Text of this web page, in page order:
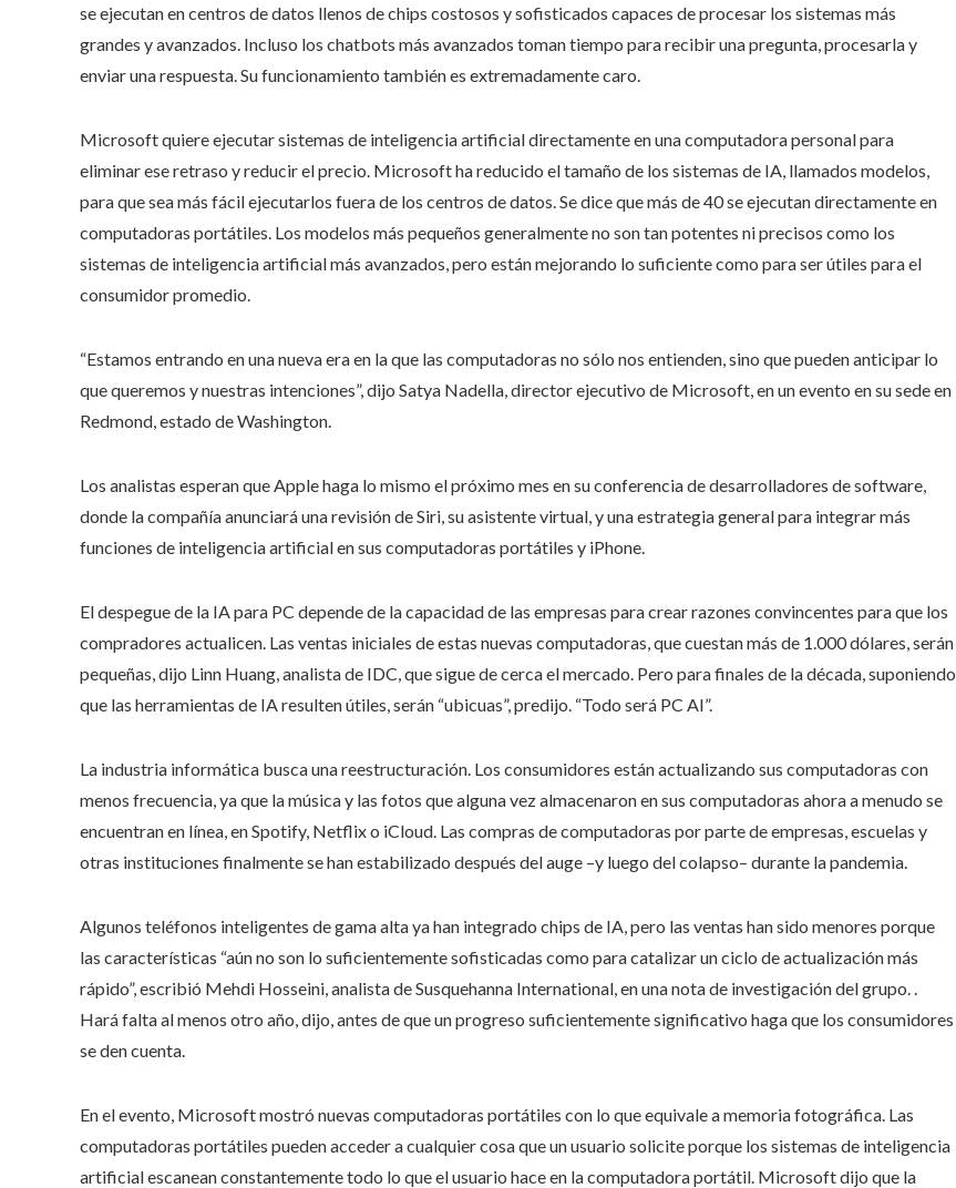
se ejecutan en centros de datos llenos de chips costosos y sofisticados capaces de procesar los sistemas más
grandes y avanzados. Incluso los chatbots más avanzados toman tiempo para recibir una pregunta, procesarla y
enviar una respuesta. Su funcionamiento también es extremadamente caro.
Microsoft quiere ejecutar sistemas de inteligencia artificial directamente en una computadora personal para
eliminar ese retraso y reducir el precio. Microsoft ha reducido el tamaño de los sistemas de IA, llamados modelos,
para que sea más fácil ejecutarlos fuera de los centros de datos. Se dice que más de 40 se ejecutan directamente en
computadoras portátiles. Los modelos más pequeños generalmente no son tan potentes ni precisos como los
sistemas de inteligencia artificial más avanzados, pero están mejorando lo suficiente como para ser útiles para el
consumidor promedio.
“Estamos entrando en una nueva era en la que las computadoras no sólo nos entienden, sino que pueden anticipar lo
que queremos y nuestras intenciones”, dijo Satya Nadella, director ejecutivo de Microsoft, en un evento en su sede en
Redmond, estado de Washington.
Los analistas esperan que Apple haga lo mismo el próximo mes en su conferencia de desarrolladores de software,
donde la compañía anunciará una revisión de Siri, su asistente virtual, y una estrategia general para integrar más
funciones de inteligencia artificial en sus computadoras portátiles y iPhone.
El despegue de la IA para PC depende de la capacidad de las empresas para crear razones convincentes para que los
compradores actualicen. Las ventas iniciales de estas nuevas computadoras, que cuestan más de 1.000 dólares, serán
pequeñas, dijo Linn Huang, analista de IDC, que sigue de cerca el mercado. Pero para finales de la década, suponiendo
que las herramientas de IA resulten útiles, serán “ubicuas”, predijo. “Todo será PC AI”.
La industria informática busca una reestructuración. Los consumidores están actualizando sus computadoras con
menos frecuencia, ya que la música y las fotos que alguna vez almacenaron en sus computadoras ahora a menudo se
encuentran en línea, en Spotify, Netflix o iCloud. Las compras de computadoras por parte de empresas, escuelas y
otras instituciones finalmente se han estabilizado después del auge –y luego del colapso– durante la pandemia.
Algunos teléfonos inteligentes de gama alta ya han integrado chips de IA, pero las ventas han sido menores porque
las características “aún no son lo suficientemente sofisticadas como para catalizar un ciclo de actualización más
rápido”, escribió Mehdi Hosseini, analista de Susquehanna International, en una nota de investigación del grupo. .
Hará falta al menos otro año, dijo, antes de que un progreso suficientemente significativo haga que los consumidores
se den cuenta.
En el evento, Microsoft mostró nuevas computadoras portátiles con lo que equivale a memoria fotográfica. Las
computadoras portátiles pueden acceder a cualquier cosa que un usuario solicite porque los sistemas de inteligencia
artificial escanean constantemente todo lo que el usuario hace en la computadora portátil. Microsoft dijo que la